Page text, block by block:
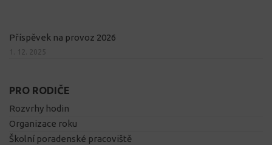
Příspěvek na provoz 2026
1. 12. 2025
PRO RODIČE
Rozvrhy hodin
Organizace roku
Školní poradenské pracoviště